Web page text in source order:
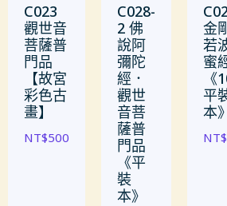
C023
觀世音
菩薩普
門品
【故宮
彩色古
畫】
NT$500
C028-
2 佛
說阿
彌陀
經．
觀世
音菩
薩普
門品
《平
裝
本》
金
若
蜜
《
平
本》
NT$